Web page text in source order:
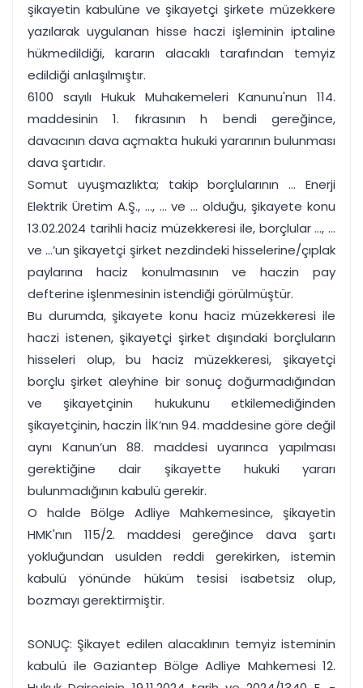
şikayetin kabulüne ve şikayetçi şirkete müzekkere
yazılarak uygulanan hisse haczi işleminin iptaline
hükmedildiği, kararın alacaklı tarafından temyiz
edildiği anlaşılmıştır.
6100 sayılı Hukuk Muhakemeleri Kanunu'nun 114.
maddesinin 1. fıkrasının h bendi gereğince,
davacının dava açmakta hukuki yararının bulunması
dava şartıdır.
Somut uyuşmazlıkta; takip borçlularının ... Enerji
Elektrik Üretim A.Ş., ..., ... ve ... olduğu, şikayete konu
13.02.2024 tarihli haciz müzekkeresi ile, borçlular ..., ...
ve ...’un şikayetçi şirket nezdindeki hisselerine/çıplak
paylarına haciz konulmasının ve haczin pay
defterine işlenmesinin istendiği görülmüştür.
Bu durumda, şikayete konu haciz müzekkeresi ile
haczi istenen, şikayetçi şirket dışındaki borçluların
hisseleri olup, bu haciz müzekkeresi, şikayetçi
borçlu şirket aleyhine bir sonuç doğurmadığından
ve şikayetçinin hukukunu etkilemediğinden
şikayetçinin, haczin İİK’nın 94. maddesine göre değil
aynı Kanun’un 88. maddesi uyarınca yapılması
gerektiğine dair şikayette hukuki yararı
bulunmadığının kabulü gerekir.
O halde Bölge Adliye Mahkemesince, şikayetin
HMK'nın 115/2. maddesi gereğince dava şartı
yokluğundan usulden reddi gerekirken, istemin
kabulü yönünde hüküm tesisi isabetsiz olup,
bozmayı gerektirmiştir.
SONUÇ: Şikayet edilen alacaklının temyiz isteminin
kabulü ile Gaziantep Bölge Adliye Mahkemesi 12.